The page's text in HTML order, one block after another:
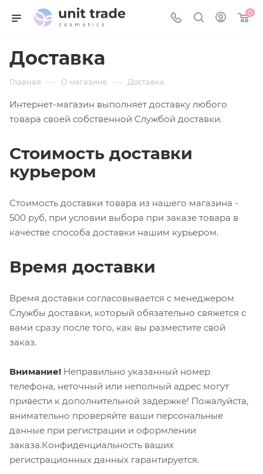
0
Доставка
Главная — О магазине — Доставка
Интернет-магазин выполняет доставку любого
товара своей собственной Службой доставки.
Стоимость доставки
курьером
Стоимость доставки товара из нашего магазина -
500 руб, при условии выбора при заказе товара в
качестве способа доставки нашим курьером.
Время доставки
Время доставки согласовывается с менеджером
Службы доставки, который обязательно свяжется с
вами сразу после того, как вы разместите свой
заказ.
Внимание! Неправильно указанный номер
телефона, неточный или неполный адрес могут
привести к дополнительной задержке! Пожалуйста,
внимательно проверяйте ваши персональные
данные при регистрации и оформлении
заказа.Конфиденциальность ваших
регистрационных данных гарантируется.